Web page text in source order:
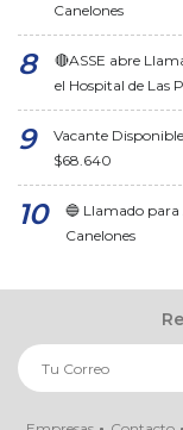
Canelones
🔴ASSE abre
el Hospital de Las
Vacante
$68.640
🔵 Llamado para
Canelones